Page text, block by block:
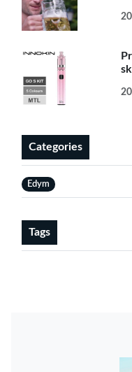
Categories
Edym
Tags